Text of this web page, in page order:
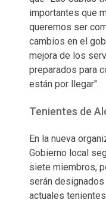
importantes que
queremos ser
cambios en el
mejora de los
preparados para
están por llegar".
Tenientes de
En la nueva
Gobierno local
siete miembros,
serán
actuales